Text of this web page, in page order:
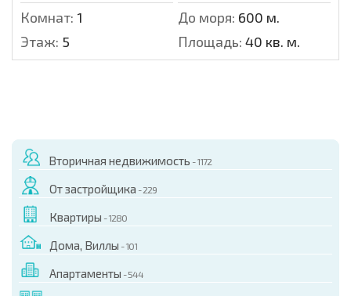
Комнат: 1 До моря: 600 м.
Этаж: 5 Площадь: 40 кв. м.
Вторичная недвижимость - 1172
От застройщика - 229
Квартиры - 1280
Дома, Виллы - 101
Апартаменты - 544